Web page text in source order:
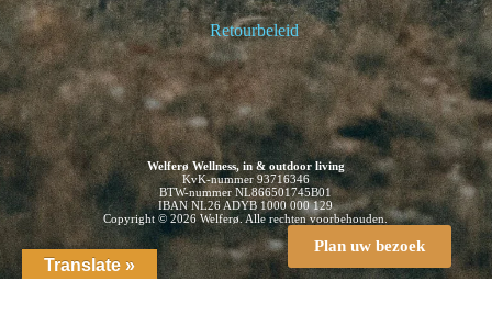
Retourbeleid
Welferø Wellness, in & outdoor living
KvK-nummer 93716346
BTW-nummer NL866501745B01
IBAN NL26 ADYB 1000 000 129
Copyright © 2026 Welferø. Alle rechten voorbehouden.
Plan uw bezoek
Translate »